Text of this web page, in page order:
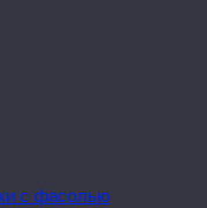
с фасолью